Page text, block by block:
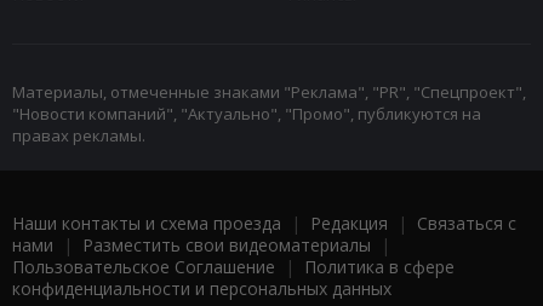
Материалы, отмеченные знаками "Реклама", "PR", "Спецпроект",
"Новости компаний", "Актуально", "Промо", публикуются на
правах рекламы.
Наши контакты и схема проезда | Редакция | Связаться с
нами | Разместить свои видеоматериалы |
Пользовательское Соглашение |
Политика в сфере
конфиденциальности и персональных данных